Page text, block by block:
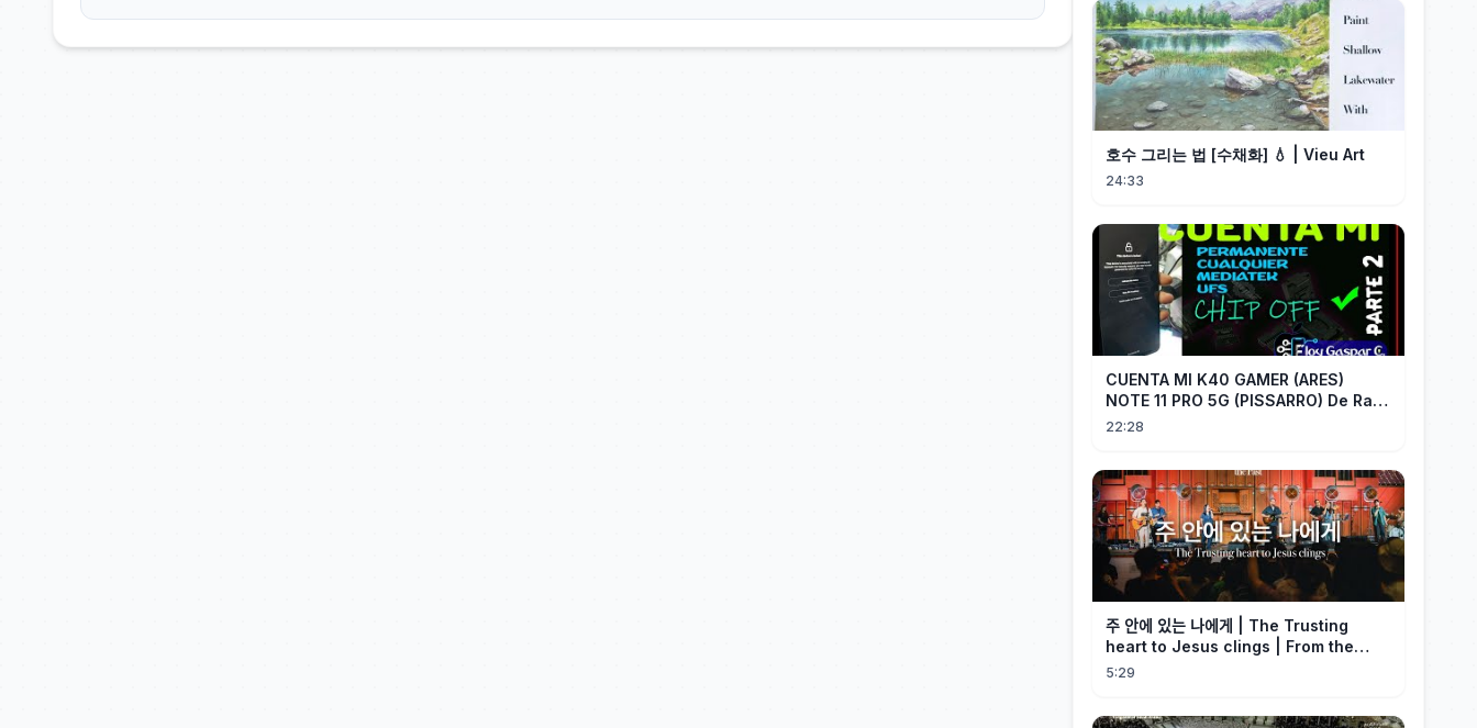
호수 그리는 법 [수채화] 💧 | Vieu Art
24:33
CUENTA MI K40 GAMER (ARES)
NOTE 11 PRO 5G (PISSARRO) De Raiz
CHIP OFF VIA MIPI TESTER PARTE 2
22:28
주 안에 있는 나에게 | The Trusting
heart to Jesus clings | From the
Past | Hymn Worship LIVE
5:29